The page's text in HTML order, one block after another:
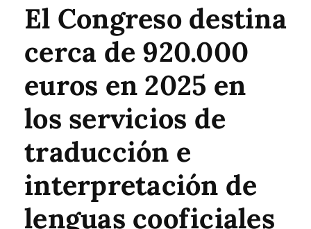
El Congreso destina
cerca de 920.000
euros en 2025 en
los servicios de
traducción e
interpretación de
lenguas cooficiales